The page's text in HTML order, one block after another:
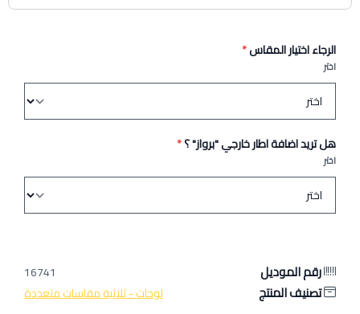
الرجاء اختيار المقاس*
اختر
هل تريد اضافة اطار خارجي "برواز" ؟*
اختر
رقم الموديل 16741
تصنيف المنتج لوحات - ثلاثية مقاسات متعددة